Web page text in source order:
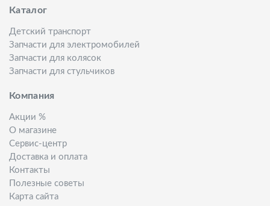
Каталог
Детский транспорт
Запчасти для электромобилей
Запчасти для колясок
Запчасти для стульчиков
Компания
Акции %
О магазине
Сервис-центр
Доставка и оплата
Контакты
Полезные советы
Карта сайта